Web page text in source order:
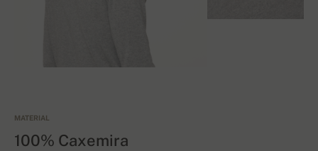
MATERIAL
100% Caxemira